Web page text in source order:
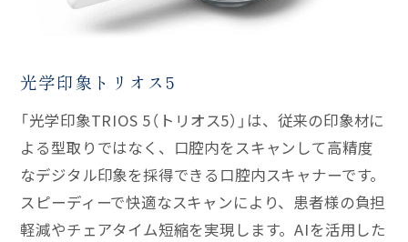
光学印象トリオス5
「光学印象TRIOS 5（トリオス5）」は、従来の印象材に
よる型取りではなく、口腔内をスキャンして高精度
なデジタル印象を採得できる口腔内スキャナーです。
スピーディーで快適なスキャンにより、患者様の負担
軽減やチェアタイム短縮を実現します。AIを活用した